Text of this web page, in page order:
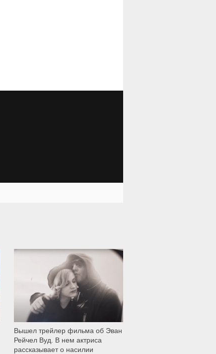
Вышел трейлер фильма об Эван
Рейчел Вуд. В нем актриса
рассказывает о насилии